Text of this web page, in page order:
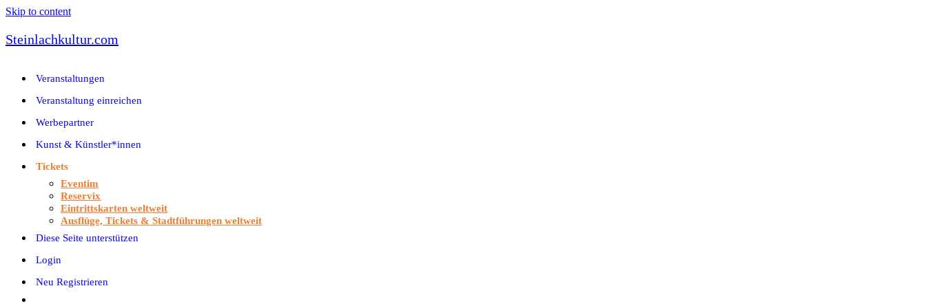
Skip to content
Steinlachkultur.com
Veranstaltungen
Veranstaltung einreichen
Werbepartner
Kunst & Künstler*innen
Tickets
Eventim
Reservix
Eintrittskarten weltweit
Ausflüge, Tickets & Stadtführungen weltweit
Diese Seite unterstützen
Login
Neu Registrieren